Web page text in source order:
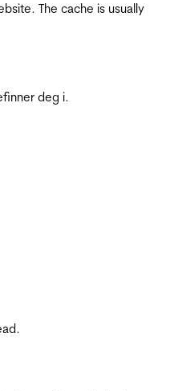
The cache is usually
deg i.